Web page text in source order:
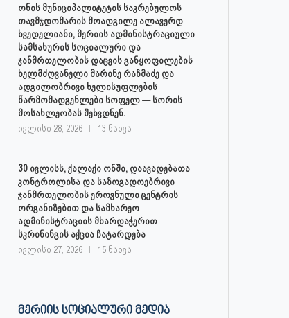
ონის მუნიციპალიტეტის საკრებულოს
თავმჯდომარის მოადგილე ალავერდ
ხვედელიანი, მერიის ადმინისტრაციული
სამსახურის სოციალური და
ჯანმრთელობის დაცვის განყოფილების
ხელმძღვანელი მარინე რაზმაძე და
ადგილობრივი ხელისუფლების
წარმომადგენლები სოფელ — სორის
მოსახლეობას შეხვდნენ.
ივლისი 28, 2026 13 ნახვა
30 ივლისს, ქალაქი ონში, დაავადებათა
კონტროლისა და საზოგადოებრივი
ჯანმრთელობის ეროვნული ცენტრის
ორგანიზებით და სამხარეო
ადმინისტრაციის მხარდაჭერით
სკრინინგის აქცია ჩატარდება
ივლისი 27, 2026 15 ნახვა
ᲛᲔᲠᲘᲘᲡ ᲡᲝᲪᲘᲐᲚᲣᲠᲘ ᲛᲔᲓᲘᲐ